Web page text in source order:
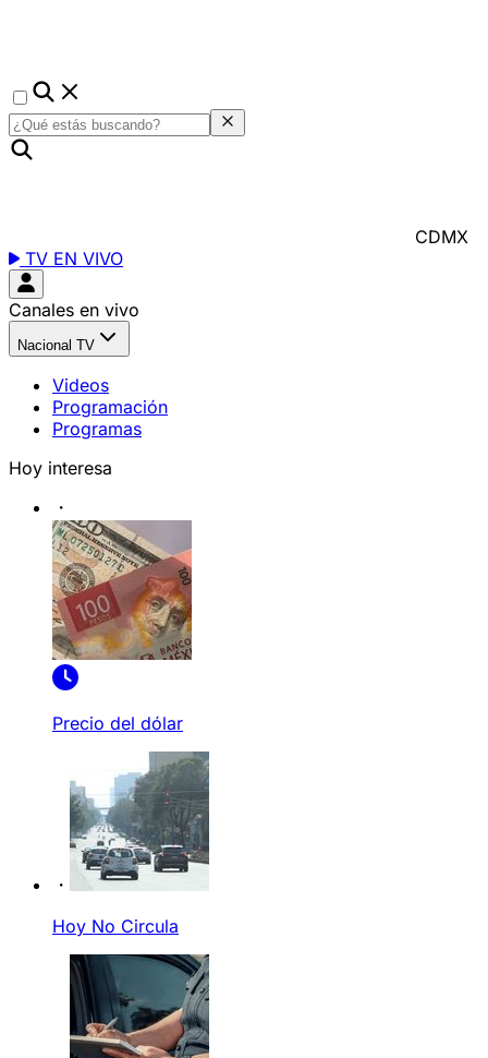
CDMX
TV EN VIVO
Canales en vivo
Nacional TV
Videos
Programación
Programas
Hoy interesa
Precio del dólar
Hoy No Circula